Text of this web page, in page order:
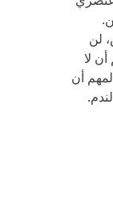
لن
لا
أن